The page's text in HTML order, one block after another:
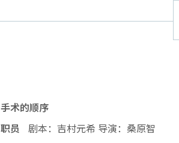
手术的顺序
职员
剧本：吉村元希 导演：桑原智